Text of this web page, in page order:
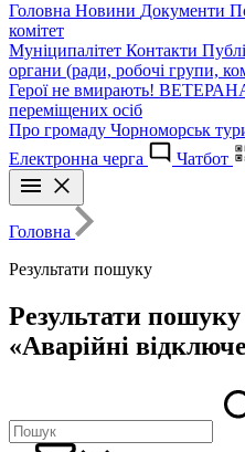
Головна Новини Документи
комітет
Муніципалітет Контакти
органи (ради, робочі групи,
Герої не вмирають!
переміщених осіб
Про громаду Чорноморськ
Електронна черга
Чатбот
Головна
Результати пошуку
Результати
«Аварійні